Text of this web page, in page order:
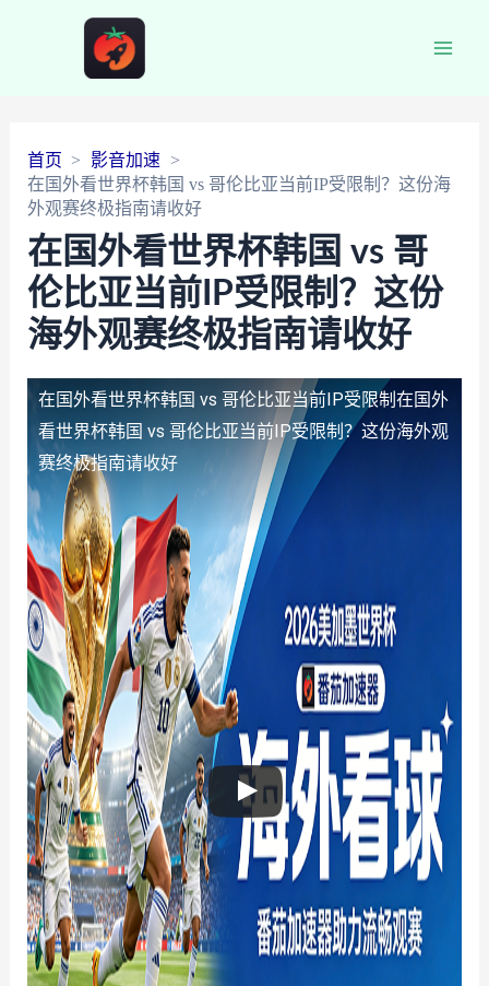
首页
影音加速
在国外看世界杯韩国 vs 哥伦比亚当前IP受限制？这份海
外观赛终极指南请收好
在国外看世界杯韩国 vs 哥
伦比亚当前IP受限制？这份
海外观赛终极指南请收好
在国外看世界杯韩国 vs 哥伦比亚当前IP受限制 在国外
看世界杯韩国 vs 哥伦比亚当前IP受限制？这份海外观
赛终极指南请收好